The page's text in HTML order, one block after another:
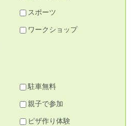
スポーツ
ワークショップ
駐車無料
親子で参加
ピザ作り体験